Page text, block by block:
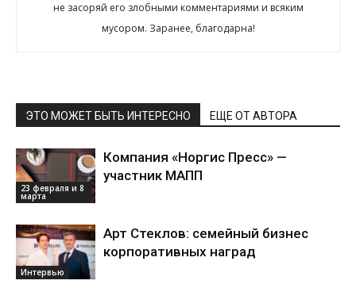
не засоряй его злобными комментариями и всяким
мусором. Заранее, благодарна!
ЭТО МОЖЕТ БЫТЬ ИНТЕРЕСНО ЕЩЕ ОТ АВТОРА
23 февраля и 8
марта
Компания «Норгис Пресс» —
участник МАПП
Интервью
Арт Стеклов: семейный бизнес
корпоративных наград